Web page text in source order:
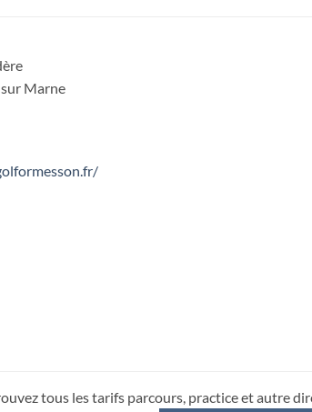
Marne
tous les tarifs parcours, practice et autre